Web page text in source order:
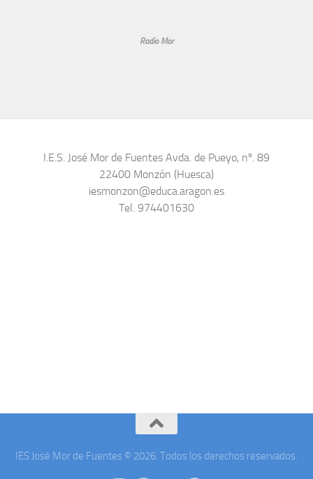
Radio Mor
I.E.S. José Mor de Fuentes Avda. de Pueyo, nº. 89
22400 Monzón (Huesca)
iesmonzon@educa.aragon.es
Tel. 974401630
IES José Mor de Fuentes © 2026. Todos los derechos reservados.